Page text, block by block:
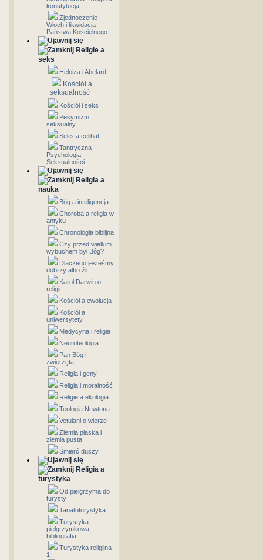
konstytucja
Zjednoczenie
Włoch i likwidacja
Państwa Kościelnego
Religie a
seks
Heloiza i Abelard
Kościół a
seksualność
Kościół i seks
Pesymizm
seksualny
Seks a celibat
Tantryczna
Psychologia
Seksualności
Religia a
nauka
Bóg a inteligencja
Choroba a religia w
antyku
Chronologia biblijna
Czy przed wielkim
wybuchem był Bóg?
Dlaczego jesteśmy
dobrzy albo źli
Karol Darwin o
religii
Kościół a ewolucja
Kościół a
uniwersytety
Medycyna i religia
Neuroteologia
Pan Bóg i
zwierzęta
Religia i geny
Religia i moralność
Religie a ekologia
Teologia Newtona
Vetulani o wierze
Ziemia płaska i
ziemia pusta
Śmierć duszy
Religia a
turystyka
Od pielgrzyma do
turysty
Tanatoturystyka
Turystyka
pielgrzymkowa -
bibliografia
Turystyka religijna
1